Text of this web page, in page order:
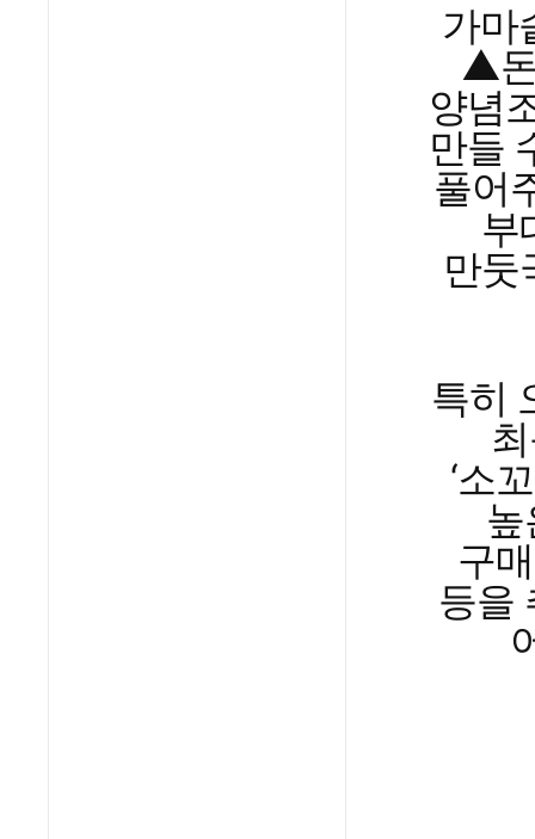
가마
▲돈
양념
만들
풀어
부
만둣
특히
‘소
구
등을